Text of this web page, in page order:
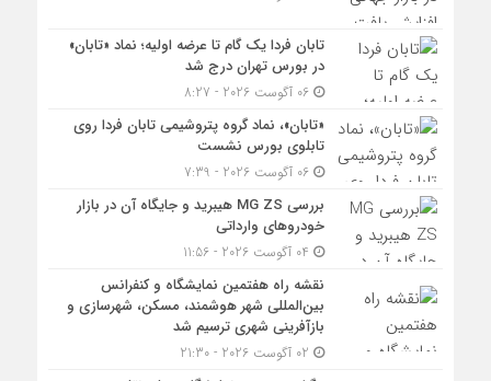
تابان فردا یک گام تا عرضه اولیه؛ نماد «تابان»
در بورس تهران درج شد
06 آگوست 2026 - 8:27
«تابان»، نماد گروه پتروشیمی تابان فردا روی
تابلوی بورس نشست
06 آگوست 2026 - 7:39
بررسی MG ZS هیبرید و جایگاه آن در بازار
خودروهای وارداتی
نقشه راه هفتمین نمایشگاه و کنفرانس
بین‌المللی شهر هوشمند، مسکن، شهرسازی و
بازآفرینی شهری ترسیم شد